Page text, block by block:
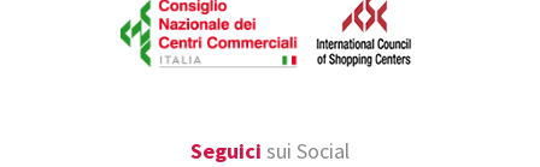
Seguici sui Social